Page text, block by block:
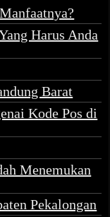
Harus Anda
Barat
Kode Pos di
Menemukan
Pekalongan